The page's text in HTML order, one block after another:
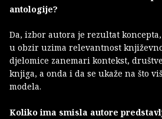
antologije?
Da, izbor autora je rezultat
u obzir uzima relevantnost
djelomice zanemari kontekst,
knjiga, a onda i da se ukaže na što
modela.
Koliko ima smisla autore